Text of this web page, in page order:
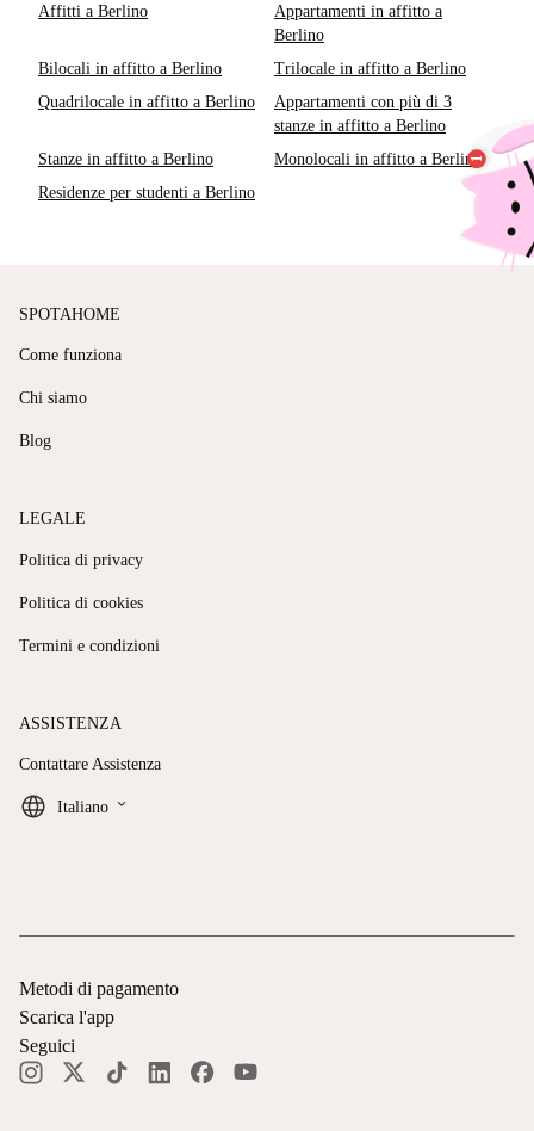
Affitti a Berlino
Appartamenti in affitto a
Berlino
Bilocali in affitto a Berlino
Trilocale in affitto a Berlino
Quadrilocale in affitto a Berlino
Appartamenti con più di 3
stanze in affitto a Berlino
Stanze in affitto a Berlino
Monolocali in affitto a Berlino
Residenze per studenti a Berlino
SPOTAHOME
Come funziona
Chi siamo
Blog
LEGALE
Politica di privacy
Politica di cookies
Termini e condizioni
ASSISTENZA
Contattare Assistenza
Italiano keyboard_arrow_down
Metodi di pagamento
Scarica l'app
Seguici